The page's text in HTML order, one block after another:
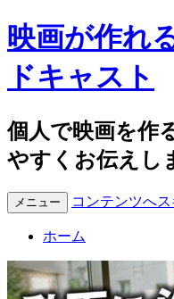
映画が作れ
ドキャスト
個人で映画を作
やすくお伝えし
メニュー コンテンツへ
ホーム